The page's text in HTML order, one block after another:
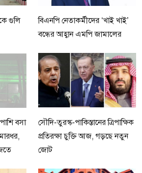
গুলি
বিএনপি নেতাকর্মীদের ‘খাই খাই’
বন্ধের আহ্বান এমপি জামালের
বসা
সৌদি-তুরস্ক-পাকিস্তানের ত্রিপাক্ষিক
প্রতিরক্ষা চুক্তি আজ, গড়ছে নতুন
জোট